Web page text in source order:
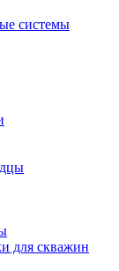
системы
для скважин